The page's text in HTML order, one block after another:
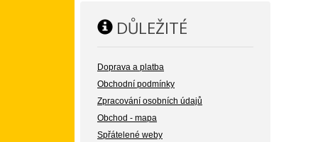
DŮLEŽITÉ
Doprava a platba
Obchodní podmínky
Zpracování osobních údajů
Obchod - mapa
Spřátelené weby